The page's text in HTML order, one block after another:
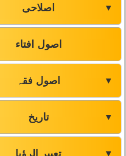
اصلاحی ▼
اصول افتاء
اصول فقہ ▼
تاریخ ▼
تعبیر الرؤیا ▼